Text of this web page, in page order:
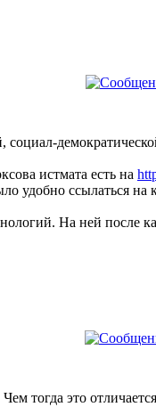
истмата есть на
удобно ссылаться на
На ней после
тогда это